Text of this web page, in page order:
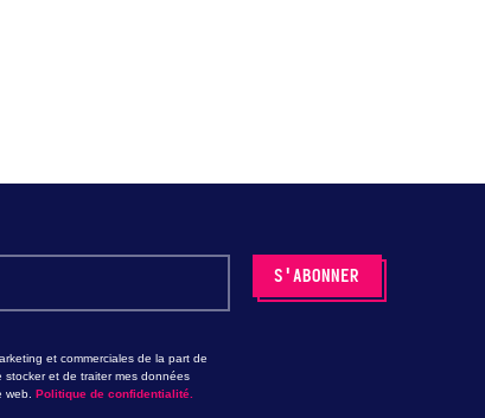
et commerciales de la part de
et de traiter mes données
web.Politique de confidentialité.